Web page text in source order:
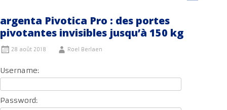
argenta Pivotica Pro : des portes
pivotantes invisibles jusqu’à 150 kg
28 août 2018 Roel Berlaen
Username:
Password: